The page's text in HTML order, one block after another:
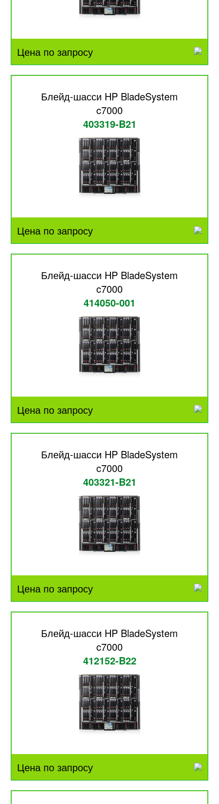
Цена по запросу
Блейд-шасси HP BladeSystem
c7000
403319-B21
Цена по запросу
Блейд-шасси HP BladeSystem
c7000
414050-001
Цена по запросу
Блейд-шасси HP BladeSystem
c7000
403321-B21
Цена по запросу
Блейд-шасси HP BladeSystem
c7000
412152-B22
Цена по запросу